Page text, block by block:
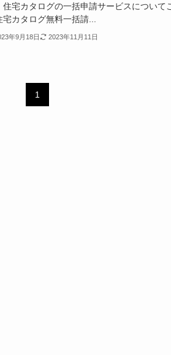
住宅カタログの一括申請サービスについて
宅カタログ無料一括請...
年9月18日 2023年11月11日
1